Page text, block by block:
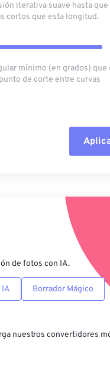
iterativa suave hasta
cortos que esta longitud.
mínimo (en grados) que
de corte entre curvas
Aplicar desde el
Guardar como
de fotos con IA.
IA Borrador Mágico
nuestros convertidores